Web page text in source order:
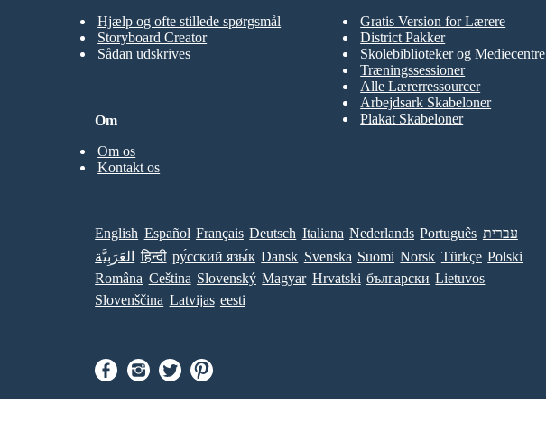
Hjælp og ofte stillede spørgsmål
Storyboard Creator
Sådan udskrives
Gratis Version for Lærere
District Pakker
Skolebiblioteker og Mediecentre
Træningssessioner
Alle Lærerressourcer
Arbejdsark Skabeloner
Plakat Skabeloner
Om
Om os
Kontakt os
English Español Français Deutsch Italiana Nederlands Português עברית
العَرَبِيَّة
हिन्दी ру́сский язы́к Dansk Svenska Suomi Norsk Türkçe Polski
Româna Ceština Slovenský Magyar Hrvatski български Lietuvos
Slovenščina Latvijas eesti